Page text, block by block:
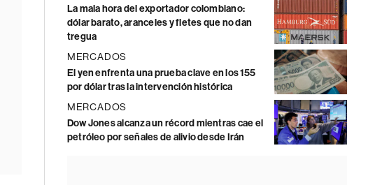
La mala hora del exportador colombiano:
dólar barato, aranceles y fletes que no dan
tregua
MERCADOS
El yen enfrenta una prueba clave en los 155
por dólar tras la intervención histórica
MERCADOS
Dow Jones alcanza un récord mientras cae el
petróleo por señales de alivio desde Irán